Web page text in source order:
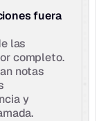
fuera
las
completo.
notas
y